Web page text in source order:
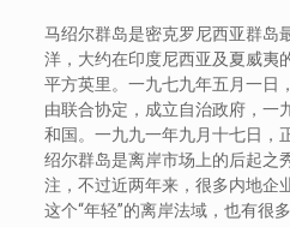
马绍尔群岛是密克罗尼西亚群岛
洋，大约在印度尼西亚及夏威夷
平方英里。一九七九年五月一日
由联合协定，成立自治政府，一
和国。一九九一年九月十七日，
绍尔群岛是离岸市场上的后起之
注，不过近两年来，很多内地企
这个“年轻”的离岸法域，也有很